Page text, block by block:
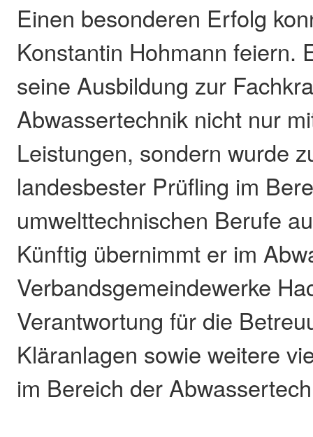
Einen besonderen Erfolg
Konstantin Hohmann feiern.
seine Ausbildung zur
Abwassertechnik nicht nur
Leistungen, sondern wurde
landesbester Prüfling im
umwelttechnischen Berufe
Künftig übernimmt er im
Verbandsgemeindewerke
Verantwortung für die
Kläranlagen sowie weitere
im Bereich der